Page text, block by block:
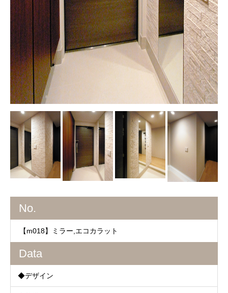
No.
【m018】ミラー,エコカラット
Data
◆デザイン